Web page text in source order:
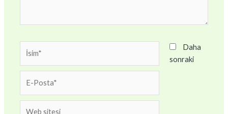
Posta*
Daha
sonraki